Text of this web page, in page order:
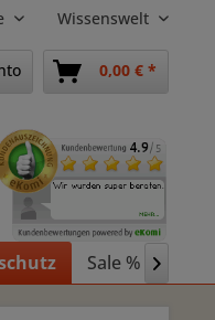
Wissenswelt
0,00 € *
Sale % 